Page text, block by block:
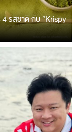
รสชาติ กับ “Krispy